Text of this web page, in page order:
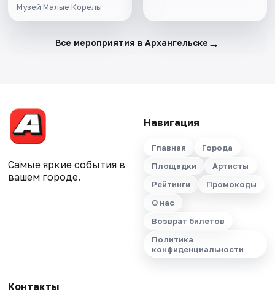
Музей Малые Корелы
Все мероприятия в Архангельске →
Самые яркие события в
вашем городе.
Навигация
Главная
Города
Площадки
Артисты
Рейтинги
Промокоды
О нас
Возврат билетов
Политика
конфиденциальности
Контакты